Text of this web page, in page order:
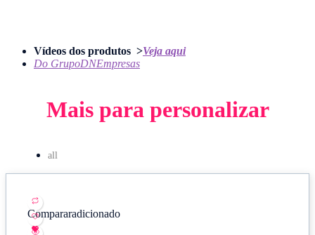
Vídeos dos produtos >Veja aqui
Do GrupoDNEmpresas
Mais para personalizar
all
Compararadicionado